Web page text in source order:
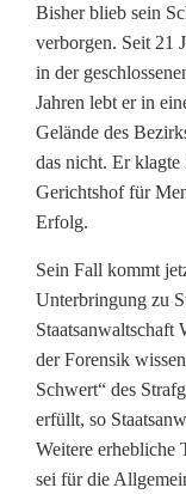
k
ä
f
i
g
L
a
n
d
g
Bisher blieb sein
verborgen. Seit 21
in der
Jahren lebt er in
Gelände des
das nicht. Er
Gerichtshof für
Erfolg.
Sein Fall kommt
Unterbringung zu
Staatsanwaltschaft
der Forensik
Schwert“ des
erfüllt, so
Weitere erhebliche
sei für die